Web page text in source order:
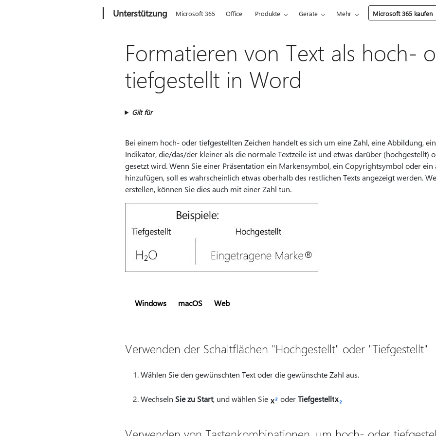
Unterstützung Microsoft 365 Office Produkte Geräte Mehr Microsoft 365 kaufen
Formatieren von Text als hoch-
tiefgestellt in Word
Gilt für
Bei einem hoch- oder tiefgestellten Zeichen handelt es sich um eine Zahl, eine Abbildung,
Indikator, die/das/der kleiner als die normale Textzeile ist und etwas darüber (hochgestellt)
gesetzt wird. Wenn Sie einer Präsentation ein Markensymbol, ein Copyrightsymbol oder ein
hinzufügen, soll es wahrscheinlich etwas oberhalb des restlichen Texts angezeigt werden.
erstellen, können Sie dies auch mit einer Zahl tun.
Windows macOS Web
Verwenden der Schaltflächen "Hochgestellt" oder "Tiefgestellt"
Wählen Sie den gewünschten Text oder die gewünschte Zahl aus.
Wechseln Sie zu Start, und wählen Sie oderTiefgestellt